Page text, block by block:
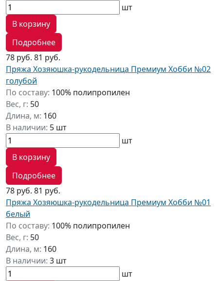
шт
В корзину
Подробнее
78 руб. 81 руб.
Пряжа Хозяюшка-рукодельница Премиум Хобби №02
голубой
По составу: 100% полипропилен
Вес, г: 50
Длина, м: 160
В наличии: 5 шт
шт
В корзину
Подробнее
78 руб. 81 руб.
Пряжа Хозяюшка-рукодельница Премиум Хобби №01
белый
По составу: 100% полипропилен
Вес, г: 50
Длина, м: 160
В наличии: 3 шт
шт